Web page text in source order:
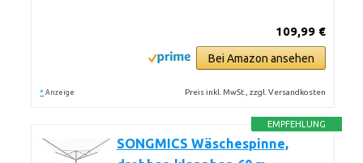
109,99 €
Bei Amazon ansehen
* Anzeige Preis inkl. MwSt., zzgl. Versandkosten
EMPFEHLUNG
SONGMICS Wäschespinne,